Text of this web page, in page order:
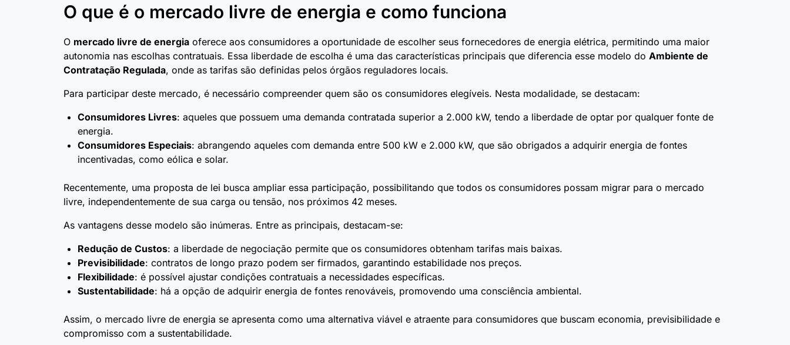
O que é o mercado livre de energia e como funciona
O mercado livre de energiaoferece aos consumidores a oportunidade de escolher seus fornecedores de energia elétrica, permitindo uma maior
autonomia nas escolhas contratuais. Essa liberdade de escolha é uma das características principais que diferencia esse modelo do Ambiente de
Contratação Regulada, onde as tarifas são definidas pelos órgãos reguladores locais.
Para participar deste mercado, é necessário compreender quem são os consumidores elegíveis. Nesta modalidade, se destacam:
Consumidores Livres: aqueles que possuem uma demanda contratada superior a 2.000 kW, tendo a liberdade de optar por qualquer fonte de
energia.
Consumidores Especiais: abrangendo aqueles com demanda entre 500 kW e 2.000 kW, que são obrigados a adquirir energia de fontes
incentivadas, como eólica e solar.
Recentemente, uma proposta de lei busca ampliar essa participação, possibilitando que todos os consumidores possam migrar para o mercado
livre, independentemente de sua carga ou tensão, nos próximos 42 meses.
As vantagens desse modelo são inúmeras. Entre as principais, destacam-se:
Redução de Custos: a liberdade de negociação permite que os consumidores obtenham tarifas mais baixas.
Previsibilidade: contratos de longo prazo podem ser firmados, garantindo estabilidade nos preços.
Flexibilidade: é possível ajustar condições contratuais a necessidades específicas.
Sustentabilidade: há a opção de adquirir energia de fontes renováveis, promovendo uma consciência ambiental.
Assim, o mercado livre de energia se apresenta como uma alternativa viável e atraente para consumidores que buscam economia, previsibilidade e
compromisso com a sustentabilidade.